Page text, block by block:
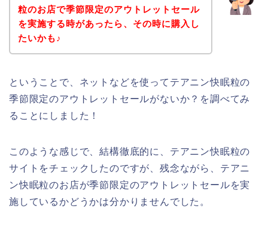
粒のお店で季節限定のアウトレットセール
を実施する時があったら、その時に購入し
たいかも♪
ということで、ネットなどを使ってテアニン快眠粒の
季節限定のアウトレットセールがないか？を調べてみ
ることにしました！
このような感じで、結構徹底的に、テアニン快眠粒の
サイトをチェックしたのですが、残念ながら、テアニ
ン快眠粒のお店が季節限定のアウトレットセールを実
施しているかどうかは分かりませんでした。